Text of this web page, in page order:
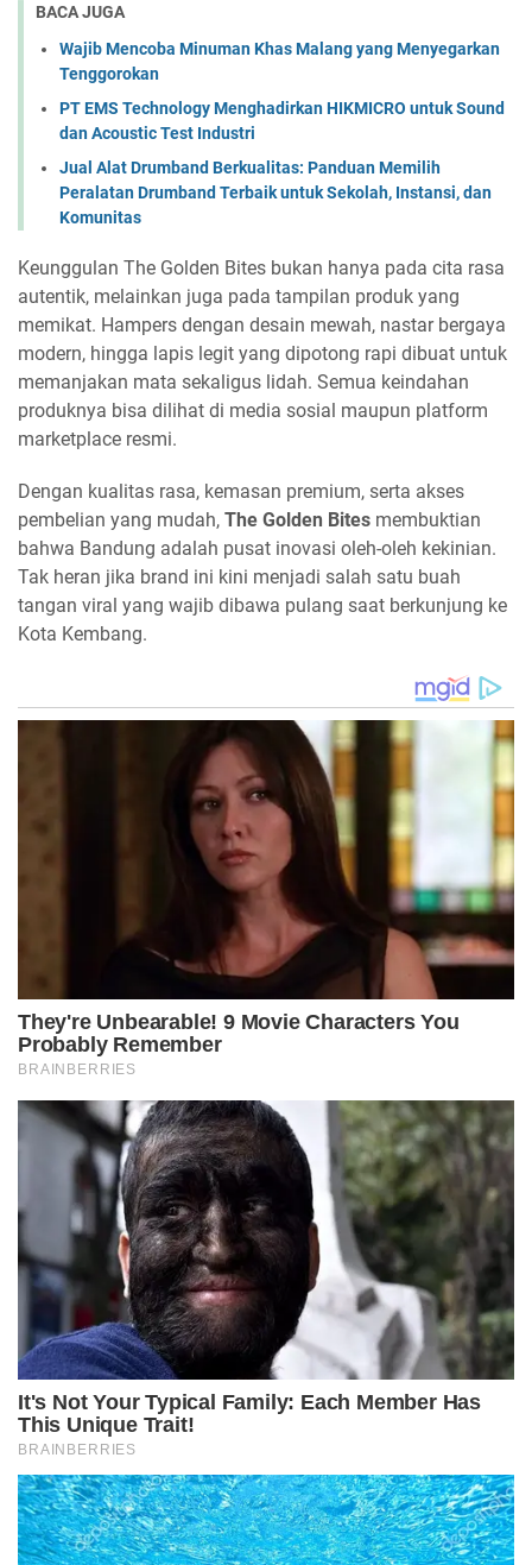
BACA JUGA
Wajib Mencoba Minuman Khas Malang yang Menyegarkan
Tenggorokan
PT EMS Technology Menghadirkan HIKMICRO untuk Sound
dan Acoustic Test Industri
Jual Alat Drumband Berkualitas: Panduan Memilih
Peralatan Drumband Terbaik untuk Sekolah, Instansi, dan
Komunitas
Keunggulan The Golden Bites bukan hanya pada cita rasa
autentik, melainkan juga pada tampilan produk yang
memikat. Hampers dengan desain mewah, nastar bergaya
modern, hingga lapis legit yang dipotong rapi dibuat untuk
memanjakan mata sekaligus lidah. Semua keindahan
produknya bisa dilihat di media sosial maupun platform
marketplace resmi.
Dengan kualitas rasa, kemasan premium, serta akses
pembelian yang mudah, The Golden Bites membuktian
bahwa Bandung adalah pusat inovasi oleh-oleh kekinian.
Tak heran jika brand ini kini menjadi salah satu buah
tangan viral yang wajib dibawa pulang saat berkunjung ke
Kota Kembang.